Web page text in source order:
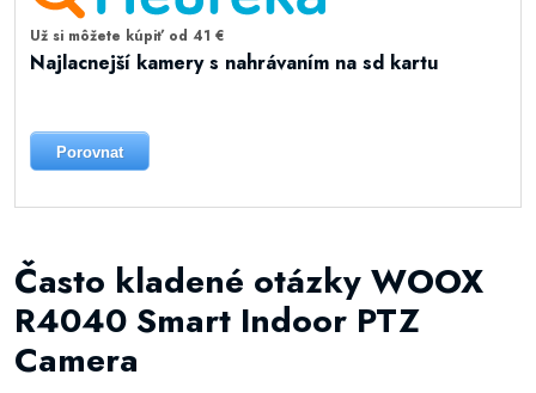
Už si môžete kúpiť od 41 €
Najlacnejší kamery s nahrávaním na sd kartu
Porovnat
Často kladené otázky WOOX
R4040 Smart Indoor PTZ
Camera